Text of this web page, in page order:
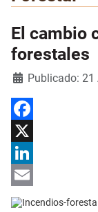
El cambio
forestales
Detalles
Publicado:
Facebook
X
LinkedIn
Email